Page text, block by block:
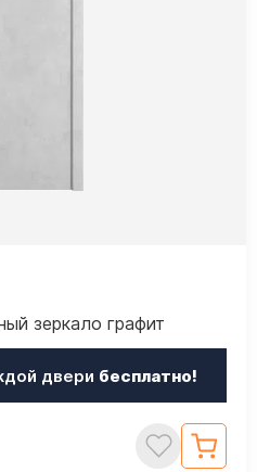
зеркало графит
двери бесплатно!